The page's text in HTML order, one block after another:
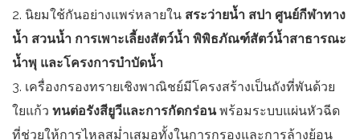
2. นิยมใช้กันอย่างแพร่หลายใน สระว่ายน้ำ สปา ศูนย์กีฬาทาง
น้ำ สวนน้ำ การเพาะเลี้ยงสัตว์น้ำ พิพิธภัณฑ์สัตว์น้ำสาธารณะ
น้ำพุ และโครงการบำบัดน้ำ
3. เครื่องกรองทรายเชิงพาณิชย์มีโครงสร้างเป็นถังที่พันด้วย
ใยแก้ว ทนต่อรังสียูวีและการกัดกร่อนพร้อมระบบแผ่นหัวฉีด
ที่ช่วยให้การไหลสม่ำเสมอทั้งในการกรองและการล้างย้อน